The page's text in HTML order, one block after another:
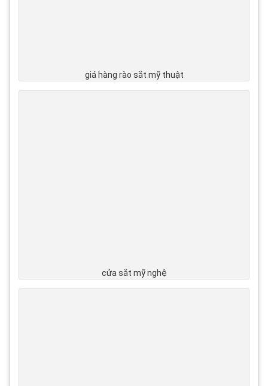
giá hàng rào sắt mỹ thuật
cửa sắt mỹ nghệ